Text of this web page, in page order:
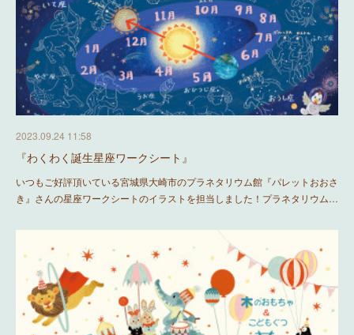
2023.09.24 11:58
『わくわく誕生星座ワークシート』
いつもご好評頂いている宮城県大崎市のプラネタリウム館『パレットおおさ
き』さんの星座ワークシートのイラストを担当しました！プラネタリウム…